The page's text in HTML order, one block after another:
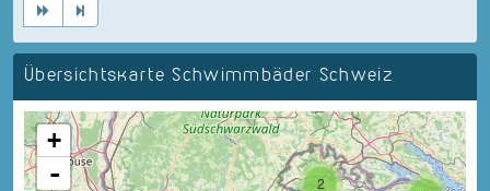
Übersichtskarte Schwimmbäder Schweiz
2
+
-